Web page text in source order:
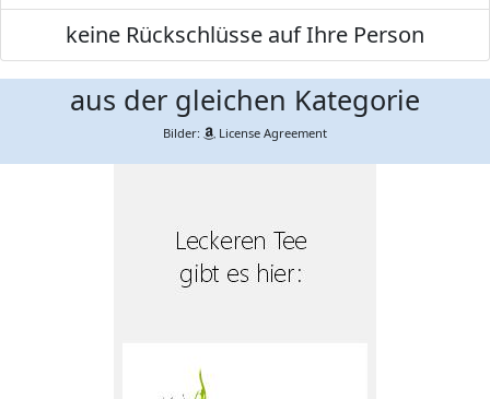
keine Rückschlüsse auf Ihre Person
aus der gleichen Kategorie
Bilder: License Agreement